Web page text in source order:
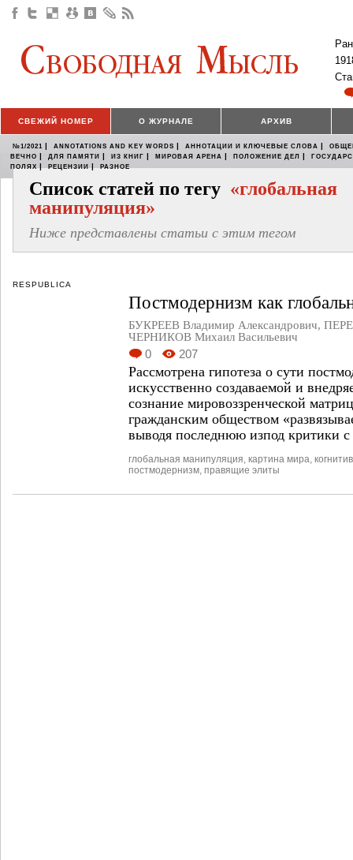
СВЕЖИЙ НОМЕР О ЖУРНАЛЕ АРХИВ
№1/2021 | ANNOTATIONS AND KEY WORDS | АННОТАЦИИ И КЛЮЧЕВЫЕ СЛОВА |
ВЕЧНО | ДЛЯ ПАМЯТИ | ИЗ КНИГ | МИРОВАЯ АРЕНА | ПОЛОЖЕНИЕ ДЕЛ |
ПОЛЯХ | РЕЦЕНЗИИ | РАЗНОЕ
Список статей по тегу «глобальная
манипуляция»
Ниже представлены статьи с этим тегом
RESPUBLICA
Постмодернизм как
БУКРЕЕВ Владимир Александрович,
ЧЕРНИКОВ Михаил Васильевич
0 207
Рассмотрена гипотеза о сути
искусственно создаваемой и
сознание мировоззренческой
гражданским обществом
выводя последнюю из­под критики
глобальная манипуляция картина мира
постмодернизм правящие элиты